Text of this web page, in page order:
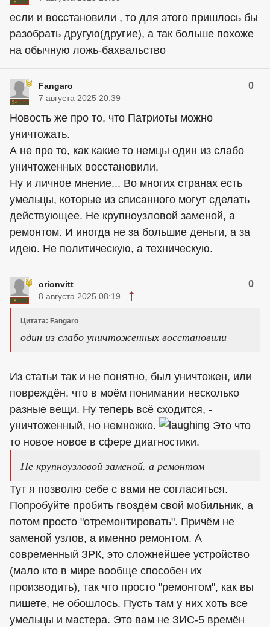
если и восстановили , то для этого пришлось бы
разобрать другую(другие), а так больше похоже
на обычную ложь-бахвальство
Fangaro 0
7 августа 2025 20:39
Новость же про то, что Патриоты можно
уничтожать.
А не про то, как какие то немцы один из слабо
уничтоженных восстановили.
Ну и личное мнение... Во многих странах есть
умельцы, которые из списанного могут сделать
действующее. Не крупноузловой заменой, а
ремонтом. И иногда не за большие деньги, а за
идею. Не политическую, а техническую.
orionvitt 0
8 августа 2025 08:19
Цитата: Fangaro
один из слабо уничтоженных восстановили
Из статьи так и не понятно, был уничтожен, или
повреждён. что в моём понимании несколько
разные вещи. Ну теперь всё сходится, -
уничтоженный, но немножко.
Это что
то новое новое в сфере диагностики.
Не крупноузловой заменой, а ремонтом
Тут я позволю себе с вами не согласиться.
Попробуйте пробить гвоздём свой мобильник, а
потом просто "отремонтировать". Причём не
заменой узлов, а именно ремонтом. А
современный ЗРК, это сложнейшее устройство
(мало кто в мире вообще способен их
производить), так что просто "ремонтом", как вы
пишете, не обошлось. Пусть там у них хоть все
умельцы и мастера. Это вам не ЗИС-5 времён